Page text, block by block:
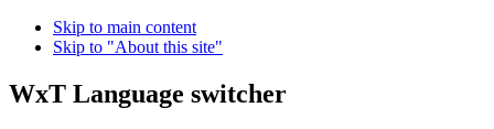
Skip to main content
Skip to "About this site"
WxT Language switcher